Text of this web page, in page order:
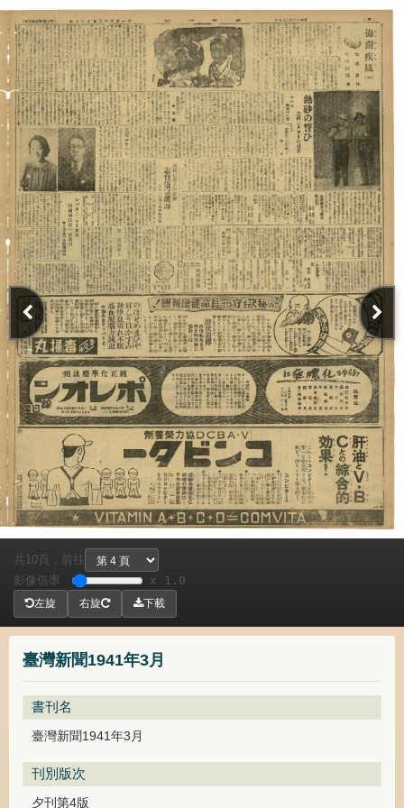
臺灣新聞1941年3月
書刊名
臺灣新聞1941年3月
刊別版次
夕刊第4版
共 10頁，
前往
影像倍率
x 1.0
左旋 右旋 下載